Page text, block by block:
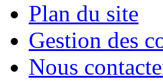
Plan du site
Gestion des
Nous